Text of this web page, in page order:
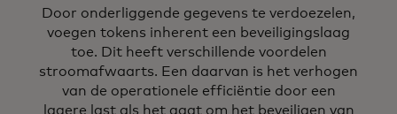
Door onderliggende gegevens te verdoezelen,
voegen tokens inherent een beveiligingslaag
toe. Dit heeft verschillende voordelen
stroomafwaarts. Een daarvan is het verhogen
van de operationele efficiëntie door een
lagere last als het gaat om het beveiligen van